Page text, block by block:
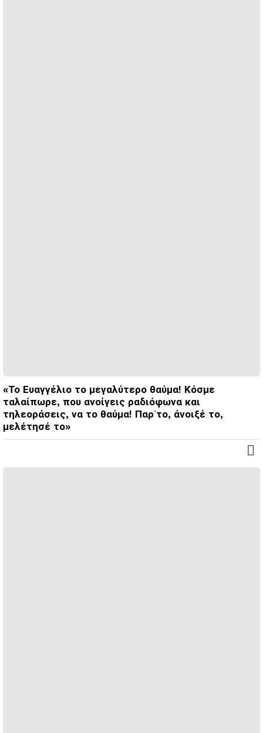
«Το Ευαγγέλιο το μεγαλύτερο θαύμα! Κόσμε
ταλαίπωρε, που ανοίγεις ραδιόφωνα και
τηλεοράσεις, να το θαύμα! Παρ᾽το, ά­νοιξέ το,
μελέτησέ το»